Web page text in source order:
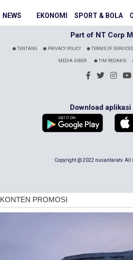
NEWS EKONOMI SPORT & BOLA
Part of NT Corp
TENTANG PRIVACY POLICY TERMS OF SERVICES
MEDIA SIBER TIM REDAKSI
Download aplikasi
Copyright @ 2022 nusantaratv. All